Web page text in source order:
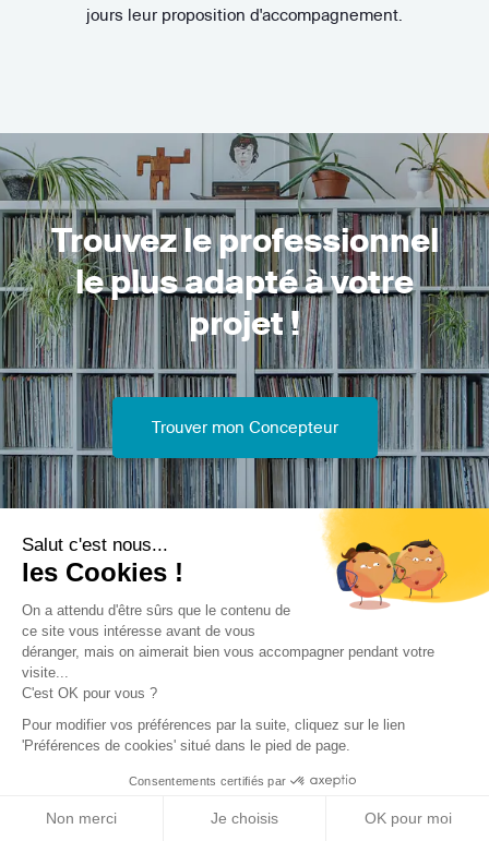
Salut c'est nous...
les Cookies !
On a attendu d'être sûrs que le contenu de
ce site vous intéresse avant de vous
déranger, mais on aimerait bien vous accompagner pendant votre
visite...
C'est OK pour vous ?
Pour modifier vos préférences par la suite, cliquez sur le lien
'Préférences de cookies' situé dans le pied de page.
Consentements certifiés par
Non merci Je choisis OK pour moi
jours leur proposition d'accompagnement.
Trouvez le professionnel
le plus adapté à votre
projet !
Trouver mon Concepteur
Trouver une réalisation Rénovation Maison individuelle/
maison R
À propos